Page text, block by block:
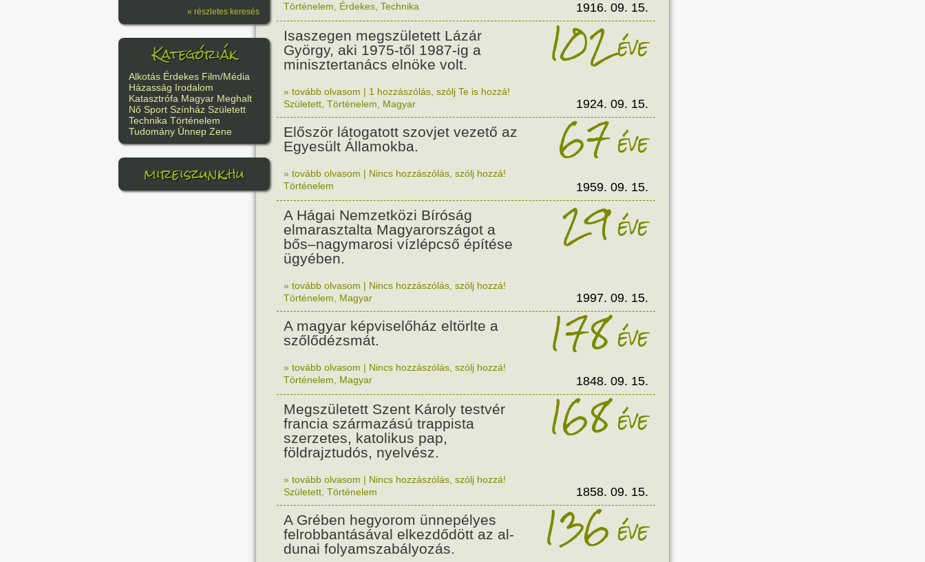
» részletes keresés
Kategóriák
Alkotás Érdekes Film/Média
Házasság Irodalom
Katasztrófa Magyar Meghalt
Nő Sport Színház Született
Technika Történelem
Tudomány Ünnep Zene
mireiszunk.hu
Történelem
Érdekes Technika 1916. 09. 15.
Isaszegen megszületett Lázár
György, aki 1975-től 1987-ig a
minisztertanács elnöke volt.
102éve
» tovább olvasom | 1 hozzászólás, szólj Te is hozzá!
Született Történelem Magyar 1924. 09. 15.
Először látogatott szovjet vezető az
Egyesült Államokba.
67éve
» tovább olvasom | Nincs hozzászólás, szólj hozzá!
Történelem
1959. 09. 15.
A Hágai Nemzetközi Bíróság
elmarasztalta Magyarországot a
bős–nagymarosi vízlépcső építése
ügyében.
29éve
» tovább olvasom | Nincs hozzászólás, szólj hozzá!
Történelem
Magyar 1997. 09. 15.
A magyar képviselőház eltörlte a
szőlődézsmát.
178éve
» tovább olvasom | Nincs hozzászólás, szólj hozzá!
Történelem
Magyar 1848. 09. 15.
Megszületett Szent Károly testvér
francia származású trappista
szerzetes, katolikus pap,
földrajztudós, nyelvész.
168éve
» tovább olvasom | Nincs hozzászólás, szólj hozzá!
Született Történelem 1858. 09. 15.
A Grében hegyorom ünnepélyes
felrobbantásával elkezdődött az al-
dunai folyamszabályozás.
136éve